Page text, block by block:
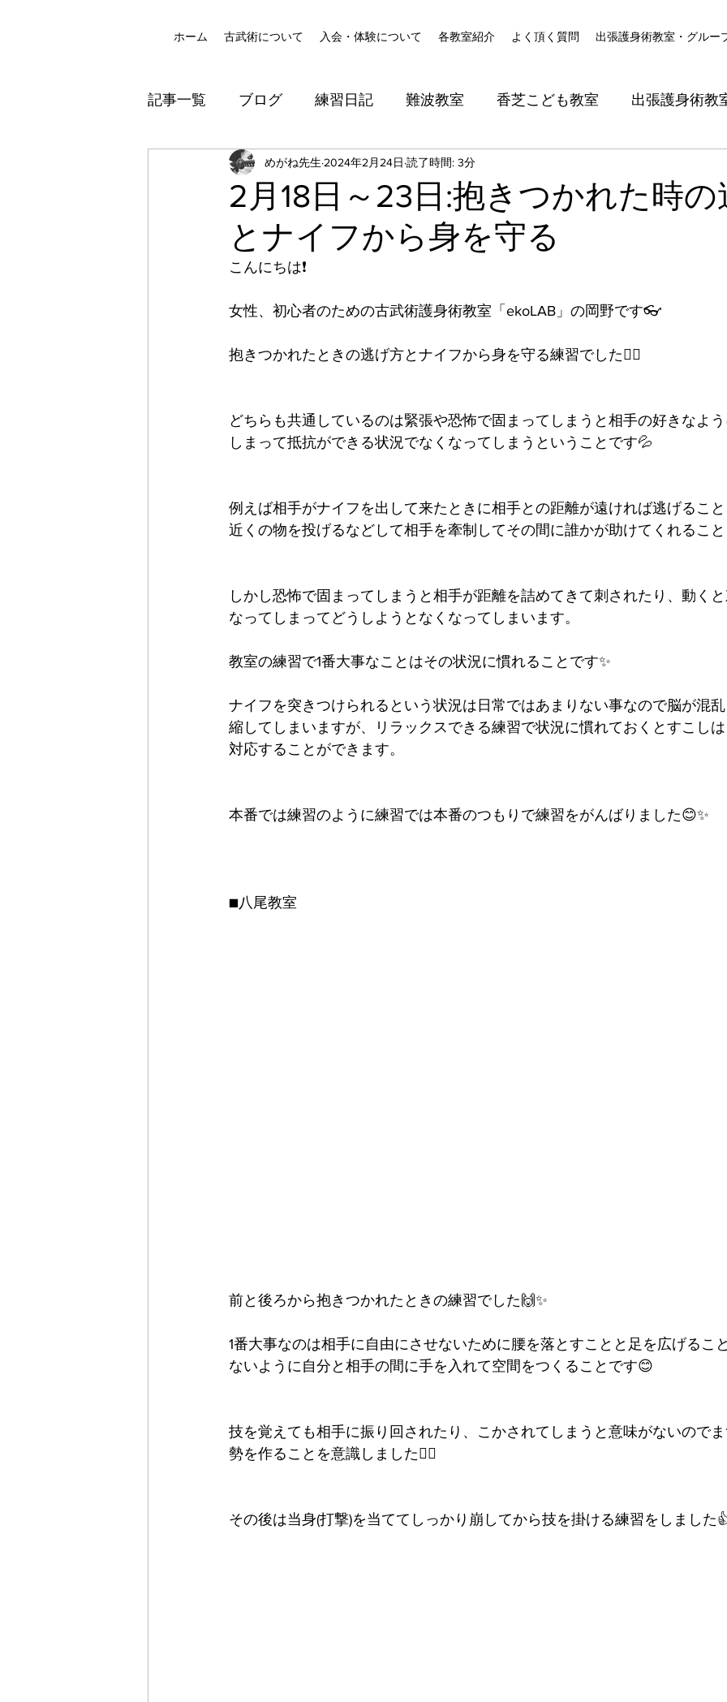
ホーム 古武術について 入会・体験について 各教室紹介 よく頂く質問 出張護身術教室・グルー
記事一覧 ブログ 練習日記 難波教室 香芝こども教室 出張護身術教
八尾道場 防犯
2月18日～23日:抱きつかれた時
とナイフから身を守る
めがね先生 2024年2月24日 読了時間: 3分
こんにちは❗️
女性、初心者のための古武術護身術教室「ekoLAB」の岡野です👓
抱きつかれたときの逃げ方とナイフから身を守る練習でした🙆‍♀️
どちらも共通しているのは緊張や恐怖で固まってしまうと相手の好きなよ
しまって抵抗ができる状況でなくなってしまうということです💦
例えば相手がナイフを出して来たときに相手との距離が遠ければ逃げるこ
近くの物を投げるなどして相手を牽制してその間に誰かが助けてくれるこ
しかし恐怖で固まってしまうと相手が距離を詰めてきて刺されたり、動く
なってしまってどうしようとなくなってしまいます。
教室の練習で1番大事なことはその状況に慣れることです✨
ナイフを突きつけられるという状況は日常ではあまりない事なので脳が混
縮してしまいますが、リラックスできる練習で状況に慣れておくとすこし
対応することができます。
本番では練習のように練習では本番のつもりで練習をがんばりました😊✨
■八尾教室
前と後ろから抱きつかれたときの練習でした🙌✨
1番大事なのは相手に自由にさせないために腰を落とすことと足を広げるこ
ないように自分と相手の間に手を入れて空間をつくることです😊
技を覚えても相手に振り回されたり、こかされてしまうと意味がないので
勢を作ることを意識しました🙆‍♀️
その後は当身(打撃)を当ててしっかり崩してから技を掛ける練習をしました